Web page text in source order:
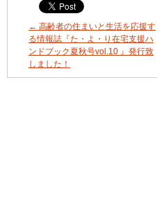
← 高齢者の住まいと生活を応援す
る情報誌『た・よ・り在宅支援ハ
ンドブック夏秋号vol.10 』発行致
しました！